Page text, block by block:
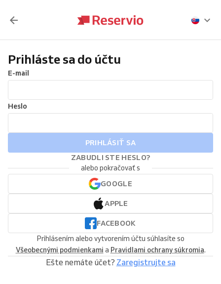
Prihláste sa do účtu
E-mail
Heslo
PRIHLÁSIŤ SA
ZABUDLI STE HESLO?
alebo pokračovať s
GOOGLE
APPLE
FACEBOOK
Prihlásením alebo vytvorením účtu súhlasíte so
Všeobecnými podmienkami a Pravidlami ochrany súkromia.
Ešte nemáte účet? Zaregistrujte sa